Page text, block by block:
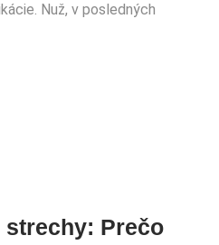
Nuž, v posledných
Prečo